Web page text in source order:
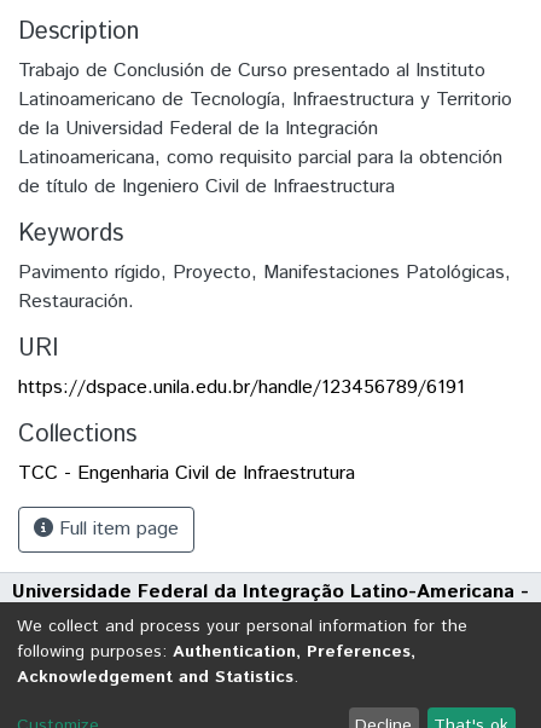
Description
Trabajo de Conclusión de Curso presentado al Instituto
Latinoamericano de Tecnología, Infraestructura y Territorio
de la Universidad Federal de la Integración
Latinoamericana, como requisito parcial para la obtención
de título de Ingeniero Civil de Infraestructura
Keywords
Pavimento rígido, Proyecto, Manifestaciones Patológicas,
Restauración.
URI
https://dspace.unila.edu.br/handle/123456789/6191
Collections
TCC - Engenharia Civil de Infraestrutura
Full item page
Universidade Federal da Integração Latino-Americana -
UNILA
Avenida Tarquínio Joslin dos Santos, 1000 - Polo Universitário
CEP: 85870-650 | Foz do Iguaçu - Paraná
DSpace software
copyright © 2002-2026 LYRASIS
We collect and process your personal information for the
following purposes: Authentication, Preferences,
Acknowledgement and Statistics.